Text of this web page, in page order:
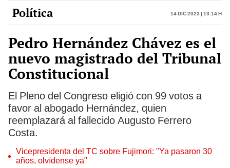
Política 14 Dic 2023 | 13:14 h
Pedro Hernández Chávez es el
nuevo magistrado del Tribunal
Constitucional
El Pleno del Congreso eligió con 99 votos a
favor al abogado Hernández, quien
reemplazará al fallecido Augusto Ferrero
Costa.
Vicepresidenta del TC sobre Fujimori: "Ya pasaron 30
años, olvídense ya"